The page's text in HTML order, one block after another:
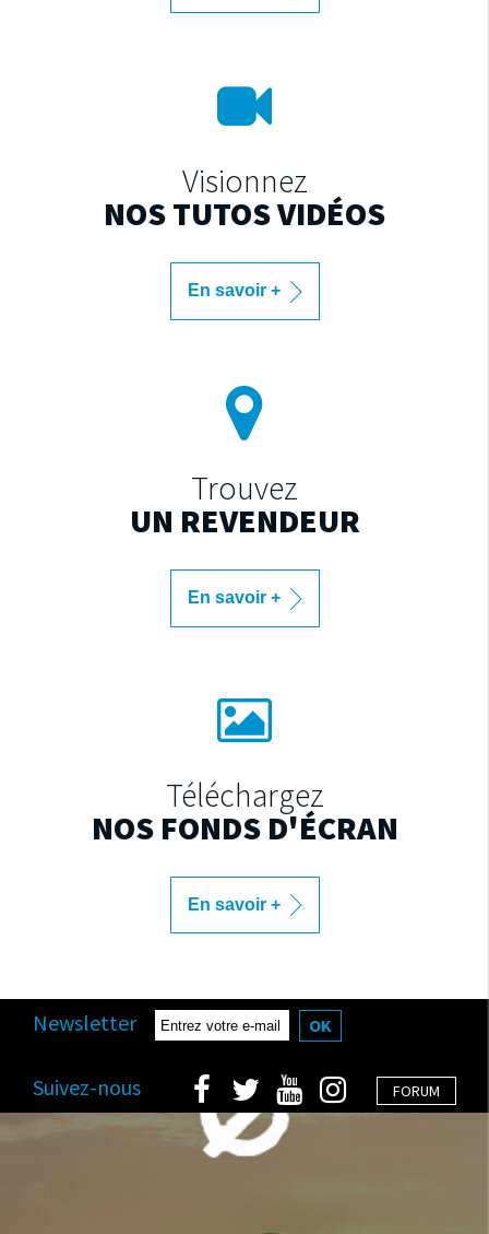
Visionnez
NOS TUTOS VIDÉOS
En savoir +
Trouvez
UN REVENDEUR
En savoir +
Téléchargez
NOS FONDS D'ÉCRAN
En savoir +
Newsletter OK
FORUM
Suivez-nous